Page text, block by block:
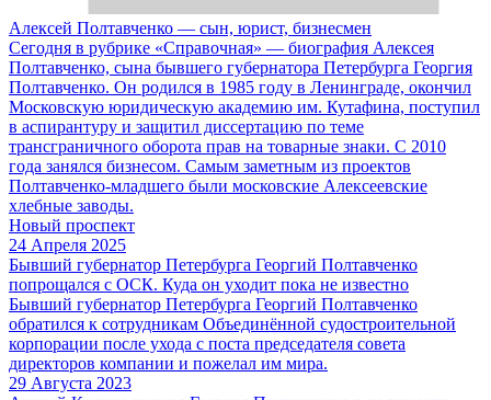
Алексей Полтавченко — сын, юрист, бизнесмен
Сегодня в рубрике «Справочная» — биография Алексея
Полтавченко, сына бывшего губернатора Петербурга Георгия
Полтавченко. Он родился в 1985 году в Ленинграде, окончил
Московскую юридическую академию им. Кутафина, поступил
в аспирантуру и защитил диссертацию по теме
трансграничного оборота прав на товарные знаки. С 2010
года занялся бизнесом. Самым заметным из проектов
Полтавченко-младшего были московские Алексеевские
хлебные заводы.
Новый проспект
24 Апреля 2025
Бывший губернатор Петербурга Георгий Полтавченко
попрощался с ОСК. Куда он уходит пока не известно
Бывший губернатор Петербурга Георгий Полтавченко
обратился к сотрудникам Объединённой судостроительной
корпорации после ухода с поста председателя совета
директоров компании и пожелал им мира.
29 Августа 2023